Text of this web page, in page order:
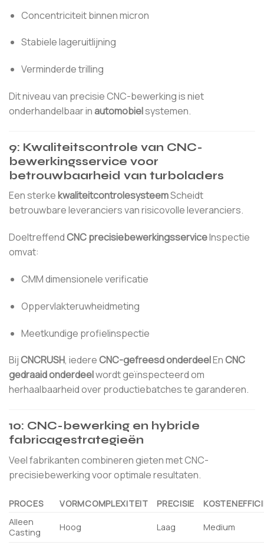
Concentriciteit binnen micron
Stabiele lageruitlijning
Verminderde trilling
Dit niveau van precisie CNC-bewerking is niet
onderhandelbaar in automobielsystemen.
9: Kwaliteitscontrole van CNC-
bewerkingsservice voor
betrouwbaarheid van turboladers
Een sterkekwaliteitcontrolesysteemScheidt
betrouwbare leveranciers van risicovolle leveranciers.
DoeltreffendCNC precisiebewerkingsserviceInspectie
omvat:
CMM dimensionele verificatie
Oppervlakteruwheidmeting
Meetkundige profielinspectie
BijCNCRUSH, iedereCNC-gefreesd onderdeelEnCNC
gedraaid onderdeelwordt geïnspecteerd om
herhaalbaarheid over productiebatches te garanderen.
10: CNC-bewerking en hybride
fabricagestrategieën
Veel fabrikanten combineren gieten met CNC-
precisiebewerking voor optimale resultaten.
PROCES VORMCOMPLEXITEIT PRECISIE
Alleen
Casting
Hoog Laag Medium